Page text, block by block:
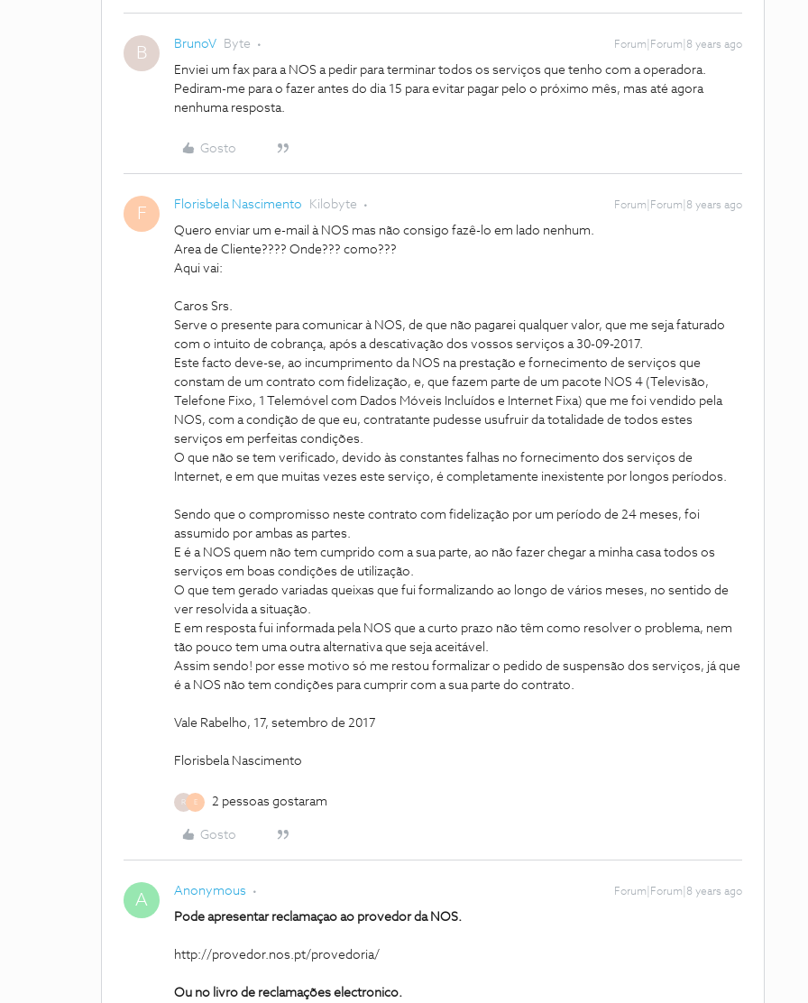
B BrunoV Byte Forum|Forum|8 years ago
Enviei um fax para a NOS a pedir para terminar todos os serviços que tenho com a operadora.
Pediram-me para o fazer antes do dia 15 para evitar pagar pelo o próximo mês, mas até agora
nenhuma resposta.
Gosto
F Florisbela Nascimento Kilobyte Forum|Forum|8 years ago
Quero enviar um e-mail à NOS mas não consigo fazê-lo em lado nenhum.
Area de Cliente???? Onde??? como???
Aqui vai:
Caros Srs.
Serve o presente para comunicar à NOS, de que não pagarei qualquer valor, que me seja faturado
com o intuito de cobrança, após a descativação dos vossos serviços a 30-09-2017.
Este facto deve-se, ao incumprimento da NOS na prestação e fornecimento de serviços que
constam de um contrato com fidelização, e, que fazem parte de um pacote NOS 4 (Televisão,
Telefone Fixo, 1 Telemóvel com Dados Móveis Incluídos e Internet Fixa) que me foi vendido pela
NOS, com a condição de que eu, contratante pudesse usufruir da totalidade de todos estes
serviços em perfeitas condições.
O que não se tem verificado, devido às constantes falhas no fornecimento dos serviços de
Internet, e em que muitas vezes este serviço, é completamente inexistente por longos períodos.
Sendo que o compromisso neste contrato com fidelização por um período de 24 meses, foi
assumido por ambas as partes.
E é a NOS quem não tem cumprido com a sua parte, ao não fazer chegar a minha casa todos os
serviços em boas condições de utilização.
O que tem gerado variadas queixas que fui formalizando ao longo de vários meses, no sentido de
ver resolvida a situação.
E em resposta fui informada pela NOS que a curto prazo não têm como resolver o problema, nem
tão pouco tem uma outra alternativa que seja aceitável.
Assim sendo! por esse motivo só me restou formalizar o pedido de suspensão dos serviços, já que
é a NOS não tem condições para cumprir com a sua parte do contrato.
Vale Rabelho, 17, setembro de 2017
Florisbela Nascimento
R E 2 pessoas gostaram
Gosto
A Anonymous Forum|Forum|8 years ago
Pode apresentar reclamaçao ao provedor da NOS.
http://provedor.nos.pt/provedoria/
Ou no livro de reclamações electronico.